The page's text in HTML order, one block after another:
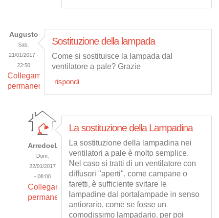
Augusto
Sab,
21/01/2017 -
22:50
Collegamento
permanente
Sostituzione della lampada
Come si sostituisce la lampada dal
ventilatore a pale? Grazie
rispondi
ArredoeLuce
Dom,
22/01/2017
- 08:00
Collegamento
permanente
La sostituzione della Lampadina
La sostituzione della lampadina nei
ventilatori a pale è molto semplice.
Nel caso si tratti di un ventilatore con
diffusori "aperti", come campane o
faretti, è sufficiente svitare le
lampadine dal portalampade in senso
antiorario, come se fosse un
comodissimo lampadario, per poi